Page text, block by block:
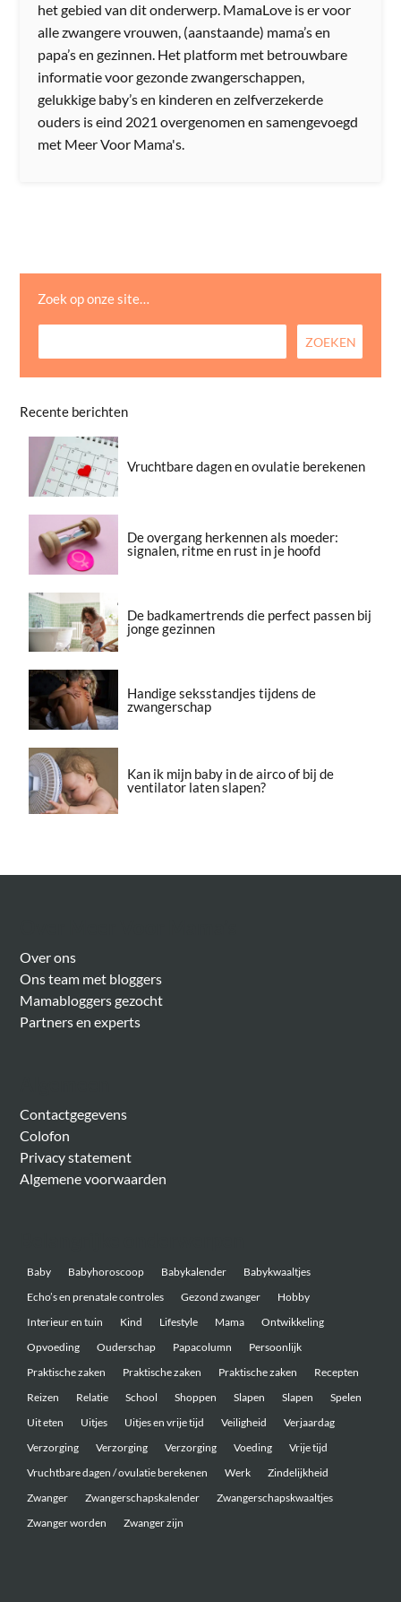
het gebied van dit onderwerp. MamaLove is er voor
alle zwangere vrouwen, (aanstaande) mama’s en
papa’s en gezinnen. Het platform met betrouwbare
informatie voor gezonde zwangerschappen,
gelukkige baby’s en kinderen en zelfverzekerde
ouders is eind 2021 overgenomen en samengevoegd
met Meer Voor Mama's.
Zoek op onze site…
Recente berichten
Vruchtbare dagen en ovulatie berekenen
De overgang herkennen als moeder:
signalen, ritme en rust in je hoofd
De badkamertrends die perfect passen bij
jonge gezinnen
Handige seksstandjes tijdens de
zwangerschap
Kan ik mijn baby in de airco of bij de
ventilator laten slapen?
Over ons
Ons team met bloggers
Mamabloggers gezocht
Partners en experts
Contactgegevens
Colofon
Privacy statement
Algemene voorwaarden
Baby Babyhoroscoop Babykalender
Babykwaaltjes
Echo’s en prenatale controles
Gezond zwanger
Hobby
Interieur en tuin
Kind Lifestyle Mama
Ontwikkeling
Opvoeding
Ouderschap Papacolumn
Persoonlijk
Praktische zaken
Praktische zaken Praktische zaken
Recepten
Reizen
Relatie School Shoppen Slapen Slapen
Spelen
Uit eten
Uitjes Uitjes en vrije tijd Veiligheid
Verjaardag
Verzorging
Verzorging Verzorging Voeding
Vrije tijd
Vruchtbare dagen / ovulatie berekenen
Werk
Zindelijkheid
Zwanger
Zwangerschapskalender
Zwangerschapskwaaltjes
Zwanger worden
Zwanger zijn